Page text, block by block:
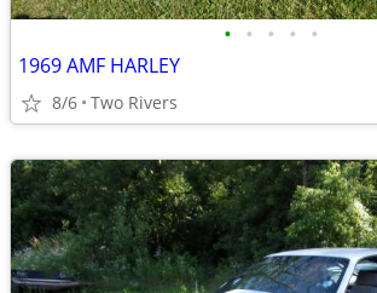
• • • • •
1969 AMF HARLEY
8/6 Two Rivers